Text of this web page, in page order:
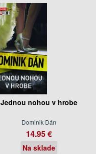
Jednou nohou v hrobe
Dominik Dán
14.95 €
Na sklade